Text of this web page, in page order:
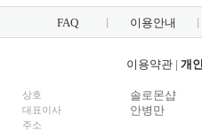
FAQ 이용안내
이용약관| 개
상호 솔로몬샵
대표이사 안병만
주소